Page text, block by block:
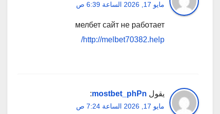
مايو 17, 2026 الساعة 6:39 ص
мелбет сайт не работает
http://melbet70382.help/
يقول mostbet_phPn
:
مايو 17, 2026 الساعة 7:24 ص